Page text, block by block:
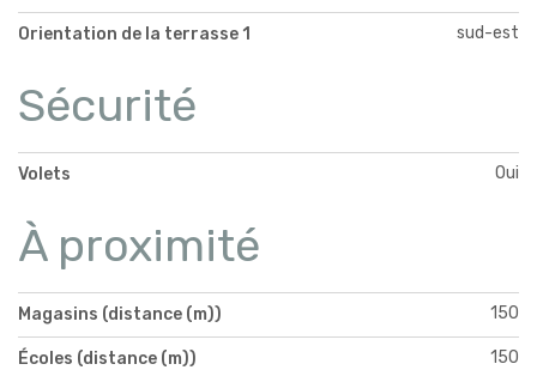
Orientation de la terrasse 1 sud-est
Sécurité
Volets Oui
À proximité
Magasins (distance (m)) 150
Écoles (distance (m)) 150